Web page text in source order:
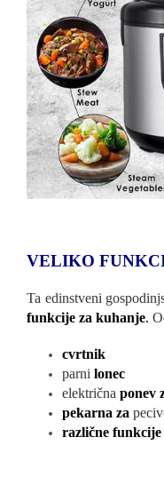
VELIKO
Ta edinstveni
funkcije za kuhanje.
cvrtnik
parni lonec
električna ponev
pekarna za
različne